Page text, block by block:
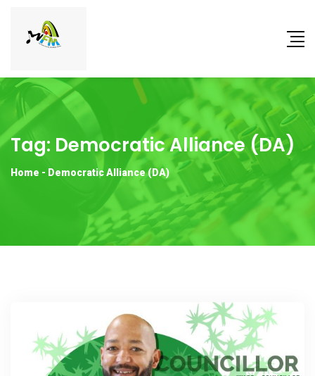
Tag: Democratic Alliance (DA)
Home - Democratic Alliance (DA)